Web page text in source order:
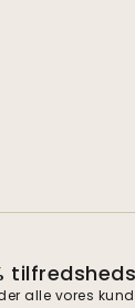
alle vores